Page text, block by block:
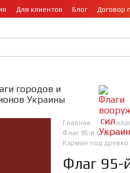
Для клиентов Блог Договор
городов и
Украины
Главная
Флаг 95-й
Карман под древко
Флаг 95-